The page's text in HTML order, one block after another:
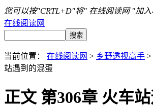
您可以按"CRTL+D"将" 在线阅读网 "加入
在线阅读网
当前位置： 在线阅读网 > 乡野透视高手 >
站遇到的混蛋
正文 第306章 火车